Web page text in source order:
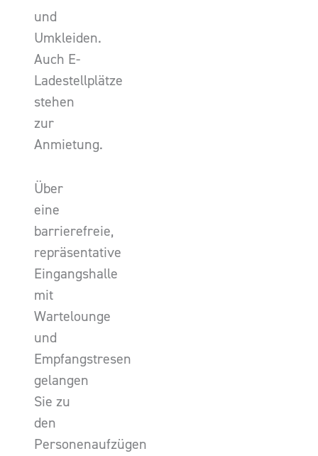
und
Umkleiden.
Auch E-
Ladestellplätze
stehen
zur
Anmietung.
Über
eine
barrierefreie,
repräsentative
Eingangshalle
mit
Wartelounge
und
Empfangstresen
gelangen
Sie zu
den
Personenaufzügen